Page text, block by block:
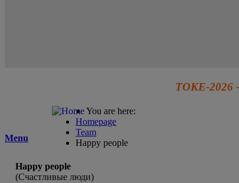
TOKE-2026
Menu
You are here:
Homepage
Team
Happy people
Happy people
(Счастливые люди)